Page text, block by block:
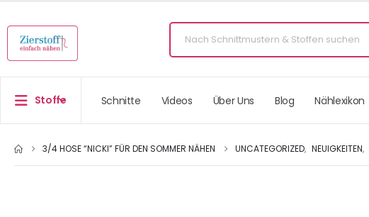
Stoffe Schnitte Videos Über Uns Blog Nählexikon
3/4 HOSE “NICKI” FÜR DEN SOMMER NÄHEN UNCATEGORIZED, NEUIGKEITEN,